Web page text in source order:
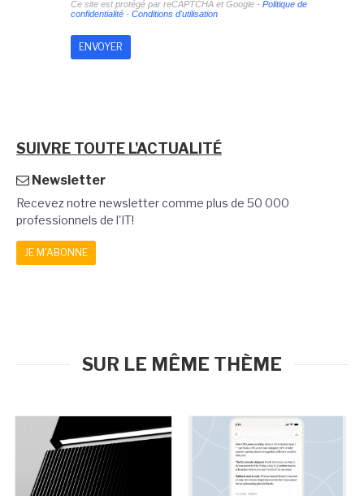
Ce site est protégé par reCAPTCHA et Google - Politique de
confidentialité- Conditions d'utilisation
SUIVRE TOUTE L'ACTUALITÉ
Newsletter
Recevez notre newsletter comme plus de 50 000
professionnels de l'IT!
JE M'ABONNE
SUR LE MÊME THÈME